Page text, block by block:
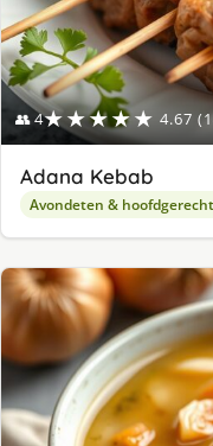
👥 4★★★★★ 4.67
Adana Kebab
Avondeten &